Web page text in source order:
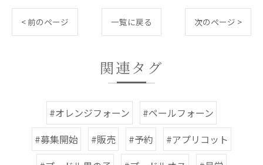
< 前のページ 一覧に戻る 次のページ >
関連タグ
#オレンジフォーン
#ペールフォーン
#募集開始
#販売 #予約
#アプリコット